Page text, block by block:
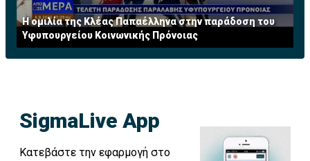
Η ομιλία της Κλέας Παπαέλληνα στην παράδοση του
Υφυπουργείου Κοινωνικής Πρόνοιας
SigmaLive App
Κατεβάστε την εφαρμογή στο